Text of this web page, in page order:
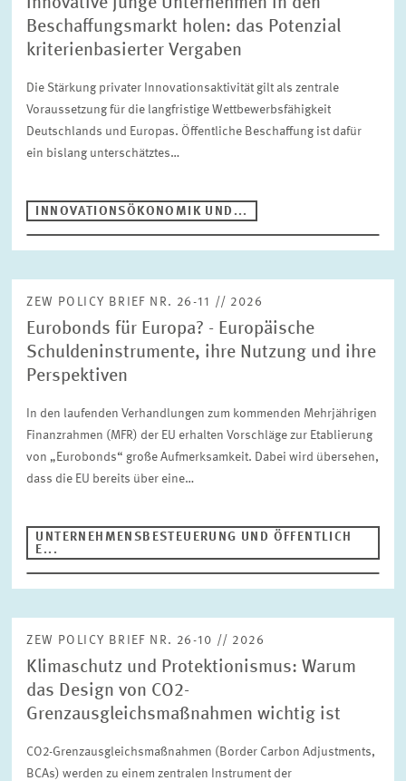
ZEW-DOKUMENTATIONEN
Suche
Publikationstyp
ZEW policy brief
Bereiche
DIGITALE ÖKONOMIE
GESUNDHEITSMÄRKTE UND GESUNDHEITSPOLITIK
INNOVATIONSÖKONOMIK UND UNTERNEHMENSDYNAMIK
MARKTDESIGN UMWELT- UND KLIMAÖKONOMIK
UNTERNEHMENSBESTEUERUNG UND ÖFFENTLICHE
FINANZWIRTSCHAFT
STABSSTELLE GESCHÄFTSFÜHRUNG
INTERNATIONALES UND ÖFFENTLICHKEITSARBEIT
ZENTRALE DIENSTLEISTUNGEN HR
Autor
ZURÜCKSETZEN SUCHEN
Innovative junge Unternehmen in den
Beschaffungsmarkt holen: das Potenzial
kriterienbasierter Vergaben
Die Stärkung privater Innovationsaktivität gilt als zentrale
Voraussetzung für die langfristige Wettbewerbsfähigkeit
Deutschlands und Europas. Öffentliche Beschaffung ist dafür
ein bislang unterschätztes…
INNOVATIONSÖKONOMIK UND...
ZEW POLICY BRIEF NR. 26-11 // 2026
Eurobonds für Europa? - Europäische
Schuldeninstrumente, ihre Nutzung und ihre
Perspektiven
In den laufenden Verhandlungen zum kommenden Mehrjährigen
Finanzrahmen (MFR) der EU erhalten Vorschläge zur Etablierung
von „Eurobonds“ große Aufmerksamkeit. Dabei wird übersehen,
dass die EU bereits über eine…
UNTERNEHMENSBESTEUERUNG UND ÖFFENTLICH
E...
ZEW POLICY BRIEF NR. 26-10 // 2026
Klimaschutz und Protektionismus: Warum
das Design von CO2-
Grenzausgleichsmaßnahmen wichtig ist
CO2-Grenzausgleichsmaßnahmen (Border Carbon Adjustments,
BCAs) werden zu einem zentralen Instrument der